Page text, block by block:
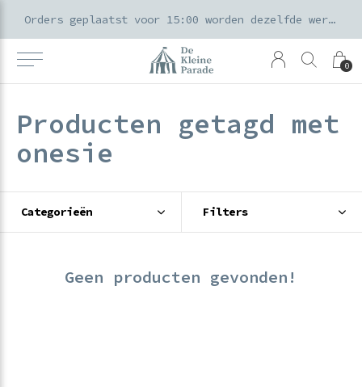
0
Orders geplaatst voor 15:00 worden dezelfde werkdag verzonden
Producten getagd met
onesie
Categorieën Filters
Geen producten gevonden!